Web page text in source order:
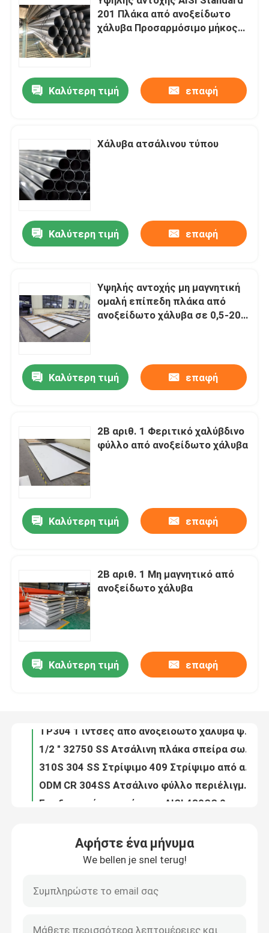
Σπίτι
Προϊόντα
Βίντεο
Επισκέψεις στο εργοστάσιο
Έλεγχος ποιότητας
Ζητήστε μια προσφορά
Μέταλλο φύλλων ανοξείδωτου
Μεταλλικός σωλήνας από ανοξείδωτο χάλυβα
201 Πλάκα από ανοξείδωτο
χάλυβα Προσαρμόσιμο μήκος
Καλύτερη τιμή επαφή
Χάλυβα ατσάλινου τύπου
Καλύτερη τιμή επαφή
Υψηλής αντοχής μη μαγνητική
ομαλή επίπεδη πλάκα από
ανοξείδωτο χάλυβα σε 0,5-20
Καλύτερη τιμή επαφή
2Β αριθ. 1 Φεριτικό χαλύβδινο
φύλλο από ανοξείδωτο χάλυβα
Καλύτερη τιμή επαφή
2Β αριθ. 1 Μη μαγνητικό από
ανοξείδωτο χάλυβα
Καλύτερη τιμή επαφή
TP304 1 ίντσες από ανοξείδωτο χάλυβα ψυχρά κυλίνδρους σωλήνες A269 A213 Standard γυαλισμένο
Επεξεργασία επιφάνειας AISI 430SS θερμής έλασης από χαλύβδινο χαλύβδινο
Ζεστό έλασμα 2205 από ανοξείδωτο χάλυβα 4mm 6mm 8mm 1000-2000mm
Αφήστε ένα μήνυμα
We bellen je snel terug!